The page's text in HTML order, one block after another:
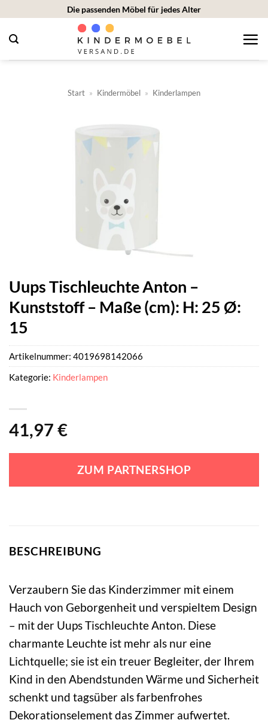
springen
Die passenden Möbel für jedes Alter
Start » Kindermöbel » Kinderlampen
Uups Tischleuchte Anton –
Kunststoff – Maße (cm): H: 25 Ø:
15
41,97 €
ZUM PARTNERSHOP
Artikelnummer: 4019698142066
Kategorie: Kinderlampen
BESCHREIBUNG
Verzaubern Sie das Kinderzimmer mit einem
Hauch von Geborgenheit und verspieltem Design
– mit der Uups Tischleuchte Anton. Diese
charmante Leuchte ist mehr als nur eine
Lichtquelle; sie ist ein treuer Begleiter, der Ihrem
Kind in den Abendstunden Wärme und Sicherheit
schenkt und tagsüber als farbenfrohes
Dekorationselement das Zimmer aufwertet.